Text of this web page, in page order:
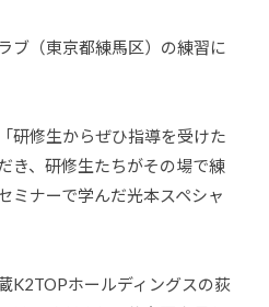
ブ（東京都練馬区）の練習に
研修生からぜひ指導を受けた
き、研修生たちがその場で練
ミナーで学んだ光本スペシャ
K2TOPホールディングスの荻